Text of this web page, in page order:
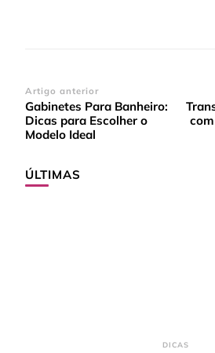
Navegação
de
post
Artigo anterior
Gabinetes Para Banheiro:
Dicas para Escolher o
Modelo Ideal
ÚLTIMAS
DICAS